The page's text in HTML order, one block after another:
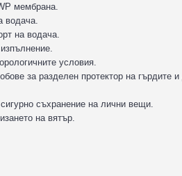
мембрана.
водача.
на водача.
условия.
за разделен протектор на гърдите и
съхранение на лични вещи.
на вятър.